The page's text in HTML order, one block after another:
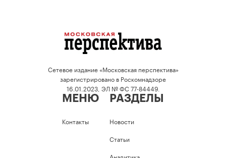
Сетевое издание «Московская перспектива»
зарегистрировано в Роскомнадзоре
16.01.2023, ЭЛ № ФС 77-84449.
МЕНЮ
Контакты
РАЗДЕЛЫ
Новости
Статьи